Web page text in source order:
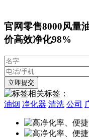
官网零售8000风量
价高效净化98%
相关标签：
油烟 净化器 清洗 公司